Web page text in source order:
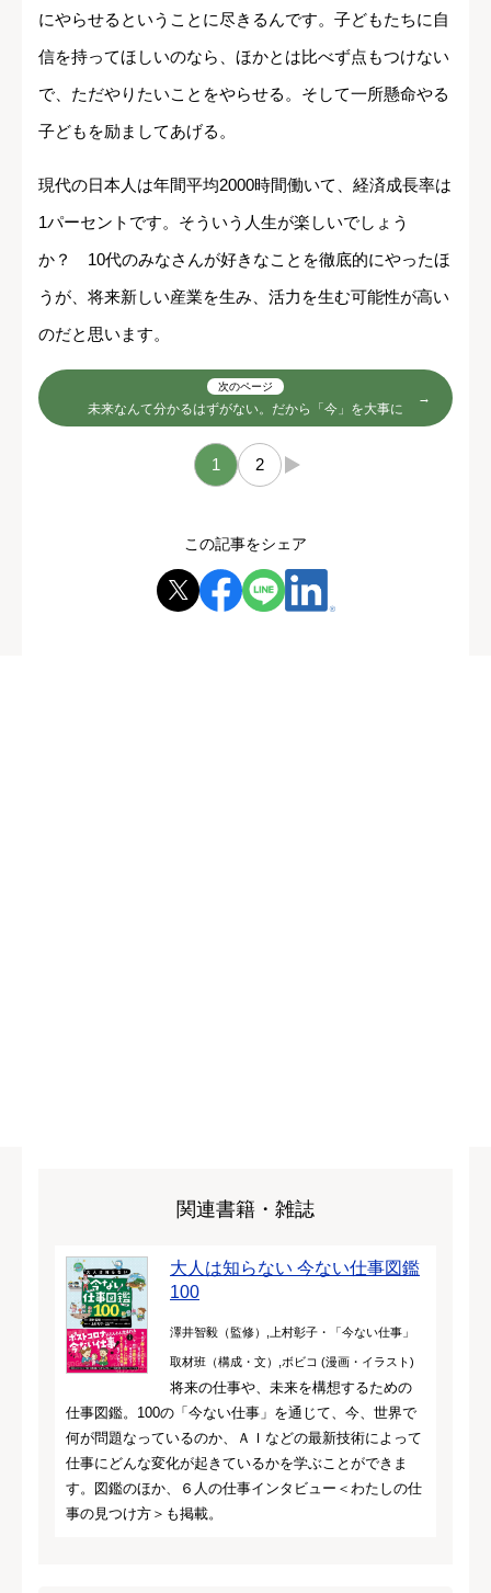
にやらせるということに尽きるんです。子どもたちに自
信を持ってほしいのなら、ほかとは比べず点もつけない
で、ただやりたいことをやらせる。そして一所懸命やる
子どもを励ましてあげる。
現代の日本人は年間平均2000時間働いて、経済成長率は
1パーセントです。そういう人生が楽しいでしょう
か？ 10代のみなさんが好きなことを徹底的にやったほ
うが、将来新しい産業を生み、活力を生む可能性が高い
のだと思います。
次のページ
未来なんて分かるはずがない。だから「今」を大事に
1 2 →
この記事をシェア
関連書籍・雑誌
大人は知らない 今ない仕事図鑑
100
澤井智毅（監修）,上村彰子・「今ない仕事」
取材班（構成・文）,ボビコ (漫画・イラスト)
将来の仕事や、未来を構想するための
仕事図鑑。100の「今ない仕事」を通じて、今、世界で
何が問題なっているのか、ＡＩなどの最新技術によって
仕事にどんな変化が起きているかを学ぶことができま
す。図鑑のほか、６人の仕事インタビュー＜わたしの仕
事の見つけ方＞も掲載。